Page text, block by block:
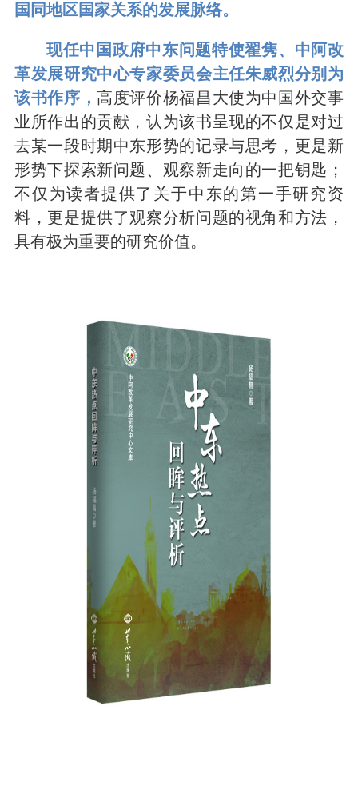
国同地区国家关系的发展脉络。
现任中国政府中东问题特使翟隽、中阿改
革发展研究中心专家委员会主任朱威烈分别为
该书作序， 高度评价杨福昌大使为中国外交事
业所作出的贡献，认为该书呈现的不仅是对过
去某一段时期中东形势的记录与思考，更是新
形势下探索新问题、观察新走向的一把钥匙；
不仅为读者提供了关于中东的第一手研究资
料，更是提供了观察分析问题的视角和方法，
具有极为重要的研究价值。